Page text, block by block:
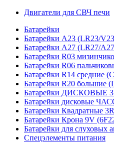
Двигатели для СВЧ печи
Батарейки
Батарейки A23 (LR23/
Батарейки A27 (LR27/
Батарейки R03
Батарейки R06
Батарейки R14 средние
Батарейки R20 большие
Батарейки ДИСКОВЫЕ
Батарейки дисковые
Батарейки Квадратные
Батарейки Крона 9V
Батарейки для слуховых
Спецэлементы питания